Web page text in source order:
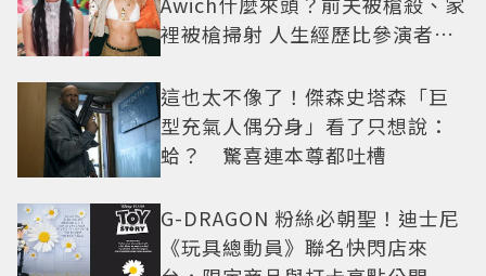
裡被槍掃射 人生經歷比參演者還
這也太不像了！傑森史塔森「巨
型充氣人偶分身」看了只想說：
蛤？ 驚喜連本尊都吐槽
G-DRAGON 粉絲必朝聖！迪士尼
《玩具總動員》聯名快閃店來